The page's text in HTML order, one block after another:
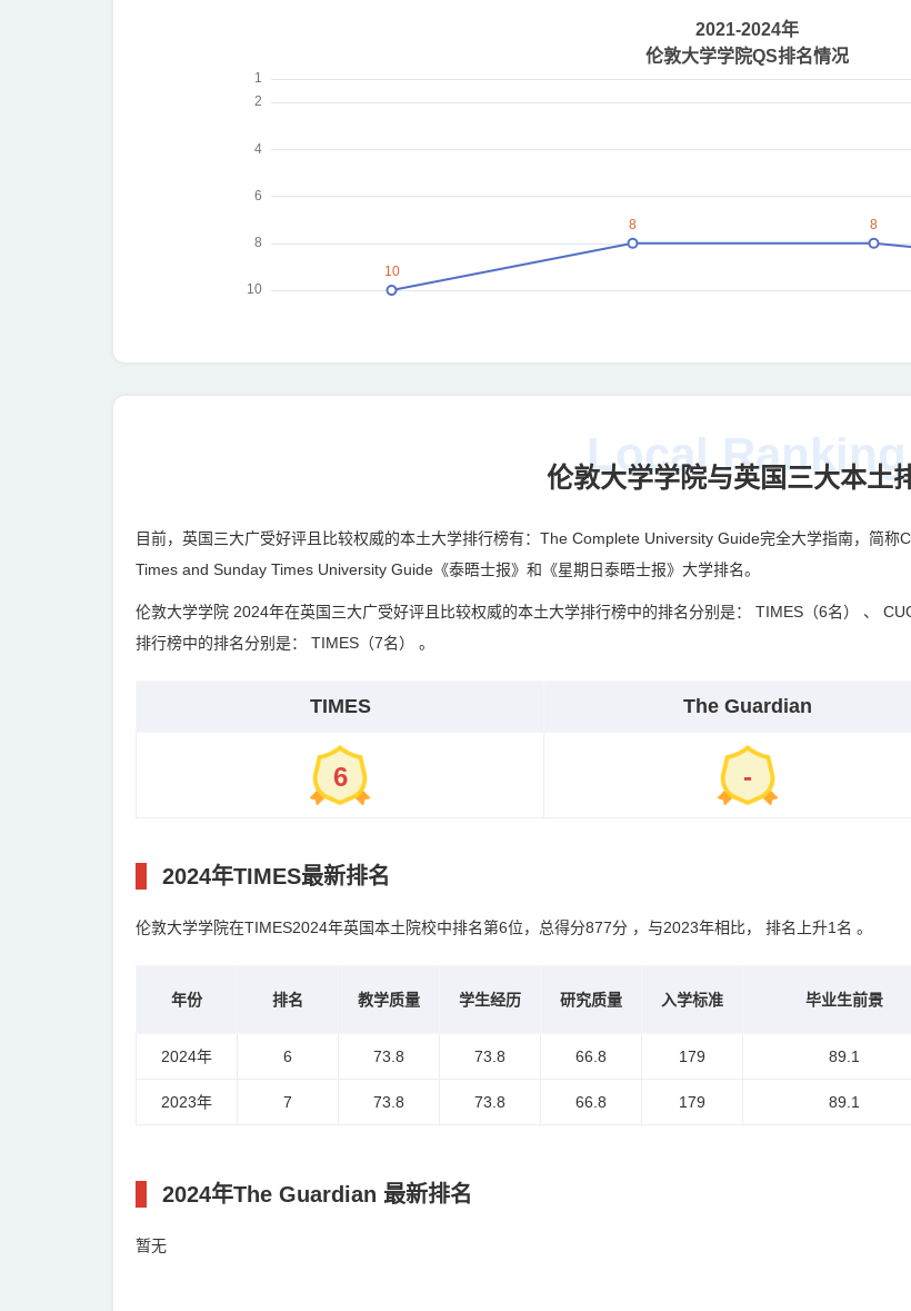
伦敦大学学院与英国三大本土
Local Ranking
目前，英国三大广受好评且比较权威的本土大学排行榜有：The Complete University Guide完全大学指南，简
Times and Sunday Times University Guide《泰晤士报》和《星期日泰晤士报》大学排名。
伦敦大学学院 2024年在英国三大广受好评且比较权威的本土大学排行榜中的排名分别是： TIMES（6名） 、
排行榜中的排名分别是： TIMES（7名） 。
TIMES The Guardian
6 -
2024年TIMES最新排名
伦敦大学学院在TIMES2024年英国本土院校中排名第6位，总得分877分 ，与2023年相比， 排名上升1名 。
年份 排名 教学质量 学生经历 研究质量 入学标准 毕业生前景
2024年 6 73.8 73.8 66.8 179 89.1
2023年 7 73.8 73.8 66.8 179 89.1
2024年The Guardian 最新排名
暂无